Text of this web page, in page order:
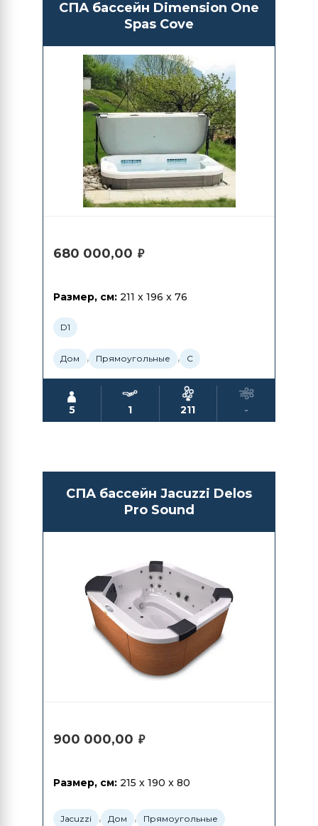
СПА бассейн Dimension One
Spas Cove
680 000,00 ₽
Размер, см: 211 x 196 x 76
D1
Дом , Прямоугольные , С
5 1 211 -
СПА бассейн Jacuzzi Delos
Pro Sound
900 000,00 ₽
Размер, см: 215 x 190 x 80
Jacuzzi , Дом , Прямоугольные